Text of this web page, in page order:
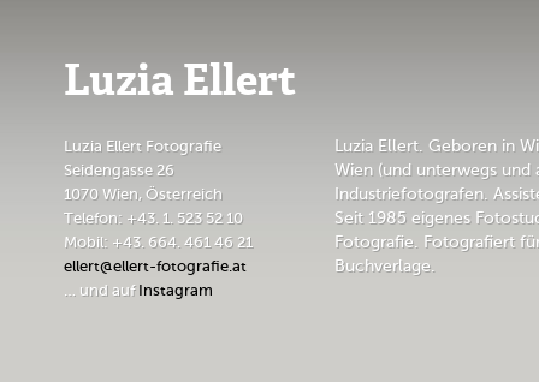
Luzia Ellert
Luzia Ellert Fotografie
Seidengasse 26
1070 Wien, Österreich
Telefon: +43. 1. 523 52 10
Mobil: +43. 664. 461 46 21
ellert@ellert-fotografie.at
… und auf Instagram
Luzia Ellert. Geboren in
Wien (und unterwegs
Industriefotografen.
Seit 1985 eigenes
Fotografie. Fotografiert
Buchverlage.